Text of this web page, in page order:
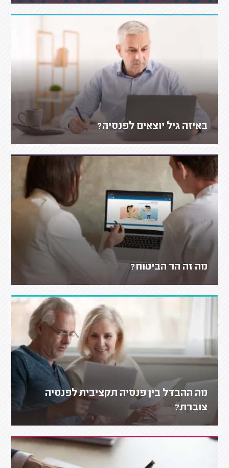
באיזה גיל יוצאים לפנסיה?
מה זה הר הביטוח?
מה ההבדל בין פנסיה תקציבית לפנסיה
צוברת?